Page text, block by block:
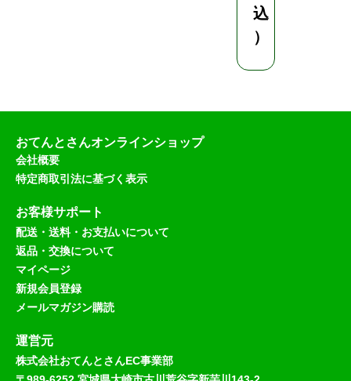
込
）
おてんとさんオンラインショップ
会社概要
特定商取引法に基づく表示
お客様サポート
配送・送料・お支払いについて
返品・交換について
マイページ
新規会員登録
メールマガジン購読
運営元
株式会社おてんとさんEC事業部